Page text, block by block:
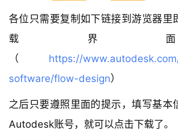
各位只需要复制如下链接到游览器里
载界
（ https://
software/flow-design）
之后只要遵照里面的提示，填写基本
Autodesk账号，就可以点击下载了。